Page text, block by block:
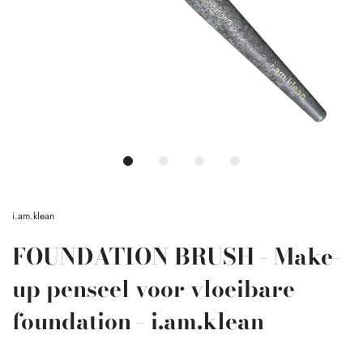
i.am.klean
FOUNDATION BRUSH - Make-
up penseel voor vloeibare
foundation - i.am.klean